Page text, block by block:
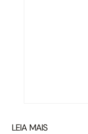
LEIA MAIS